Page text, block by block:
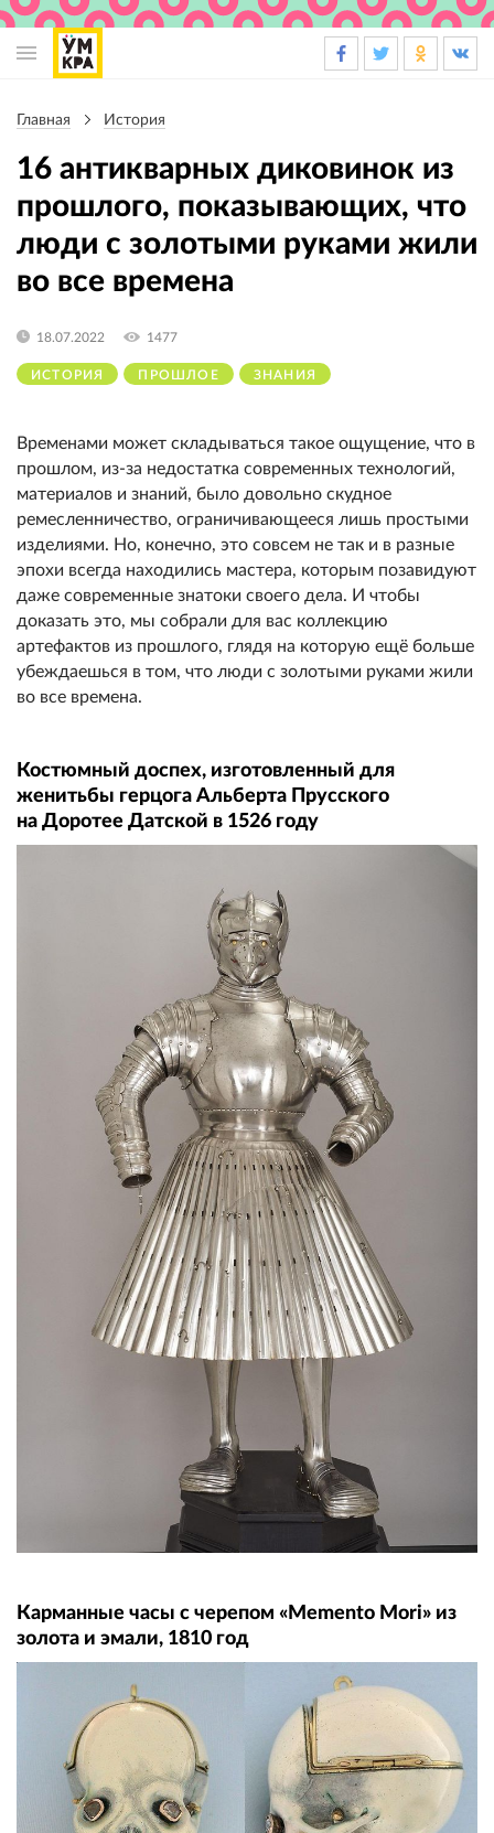
навигации
Главная История
16 антикварных диковинок из
прошлого, показывающих, что
люди с золотыми руками жили
во все времена
ИСТОРИЯ ПРОШЛОЕ ЗНАНИЯ
18.07.2022 1477
Временами может складываться такое ощущение, что в
прошлом, из-за недостатка современных технологий,
материалов и знаний, было довольно скудное
ремесленничество, ограничивающееся лишь простыми
изделиями. Но, конечно, это совсем не так и в разные
эпохи всегда находились мастера, которым позавидуют
даже современные знатоки своего дела. И чтобы
доказать это, мы собрали для вас коллекцию
артефактов из прошлого, глядя на которую ещё больше
убеждаешься в том, что люди с золотыми руками жили
во все времена.
Костюмный доспех, изготовленный для
женитьбы герцога Альберта Прусского
на Доротее Датской в 1526 году
Карманные часы с черепом «Memento Mori» из
золота и эмали, 1810 год